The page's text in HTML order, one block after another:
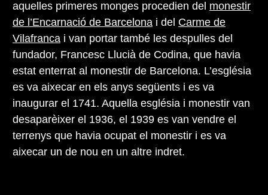
aquelles primeres monges procedien del monestir
de l’Encarnació de Barcelona i del Carme de
Vilafranca i van portar també les despulles del
fundador, Francesc Llucià de Codina, que havia
estat enterrat al monestir de Barcelona. L’església
es va aixecar en els anys següents i es va
inaugurar el 1741. Aquella església i monestir van
desaparèixer el 1936, el 1939 es van vendre el
terrenys que havia ocupat el monestir i es va
aixecar un de nou en un altre indret.